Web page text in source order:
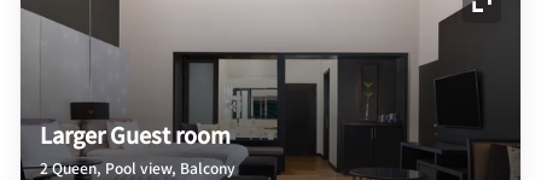
展开
Larger Guest room
2 Queen, Pool view, Balcony